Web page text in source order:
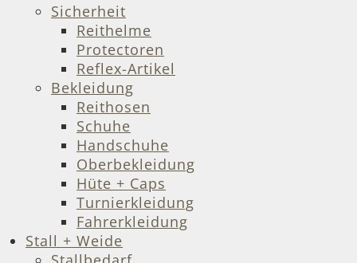
Sicherheit
Reithelme
Protectoren
Reflex-Artikel
Bekleidung
Reithosen
Schuhe
Handschuhe
Oberbekleidung
Hüte + Caps
Turnierkleidung
Fahrerkleidung
Stall + Weide